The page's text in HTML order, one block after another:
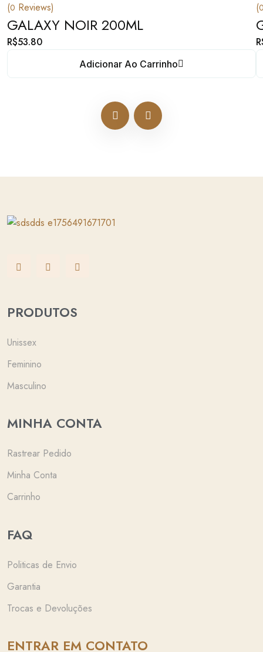
(0 Reviews)
GALAXY NOIR 200ML
R$53.80
Adicionar Ao Carrinho
(
PRODUTOS
Unissex
Feminino
Masculino
MINHA CONTA
Rastrear Pedido
Minha Conta
Carrinho
FAQ
Politicas de Envio
Garantia
Trocas e Devoluções
ENTRAR EM CONTATO